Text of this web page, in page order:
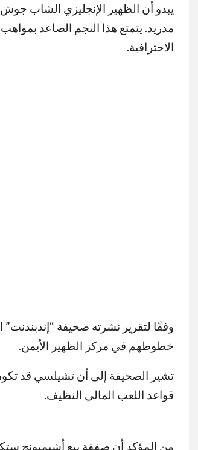
يبدو أن الظهير الإنجليزي الشاب
مدريد. يتمتع هذا النجم الصاعد بمواهب
الاحترافية.
وفقًا لتقرير نشرته صحيفة
خطوطهم في مركز الظهير الأيمن.
تشير الصحيفة إلى أن تشيلسي قد
قواعد اللعب المالي النظيف.
من المؤكد أن صفقة بيع أشيمبونج